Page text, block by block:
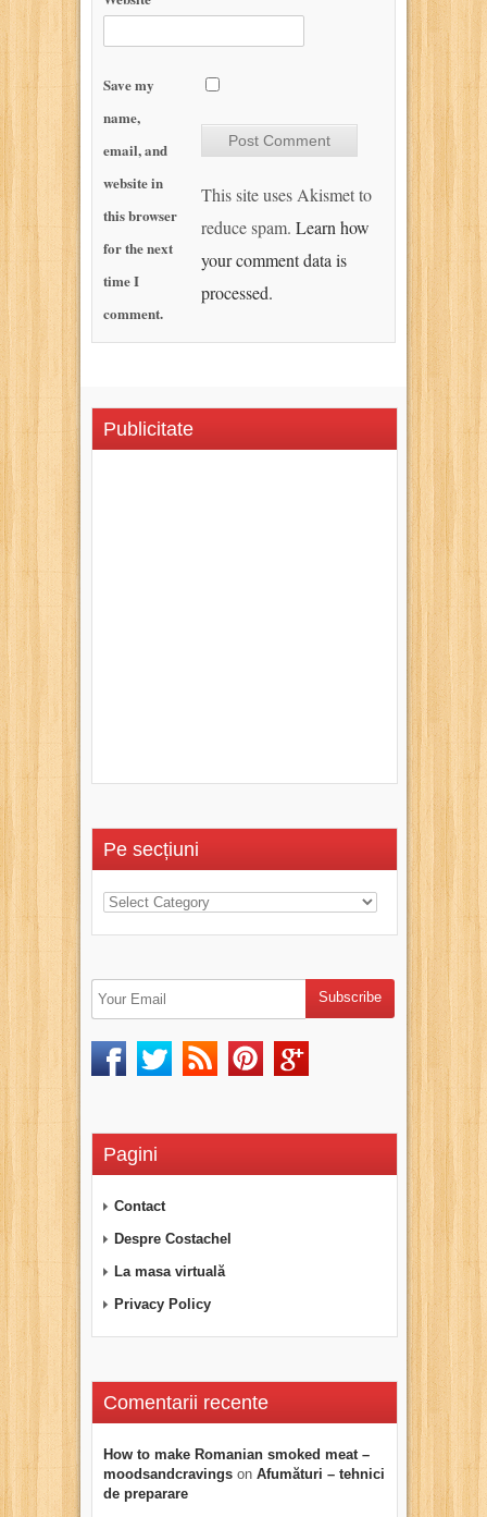
Save my
name,
email, and
website in
this browser
for the next
time I
comment.
This site uses Akismet to
reduce spam. Learn how
your comment data is
processed.
Publicitate
Pe secțiuni
Pagini
Contact
Despre Costachel
La masa virtuală
Privacy Policy
Comentarii recente
How to make Romanian smoked meat –
moodsandcravings on Afumături – tehnici
de preparare